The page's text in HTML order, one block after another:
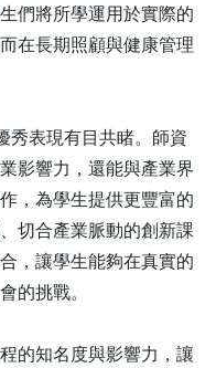
們將所學運用於實際的
在長期照顧與健康管理
秀表現有目共睹。師資
影響力，還能與產業界
，為學生提供更豐富的
切合產業脈動的創新課
，讓學生能夠在真實的
的挑戰。
的知名度與影響力，讓